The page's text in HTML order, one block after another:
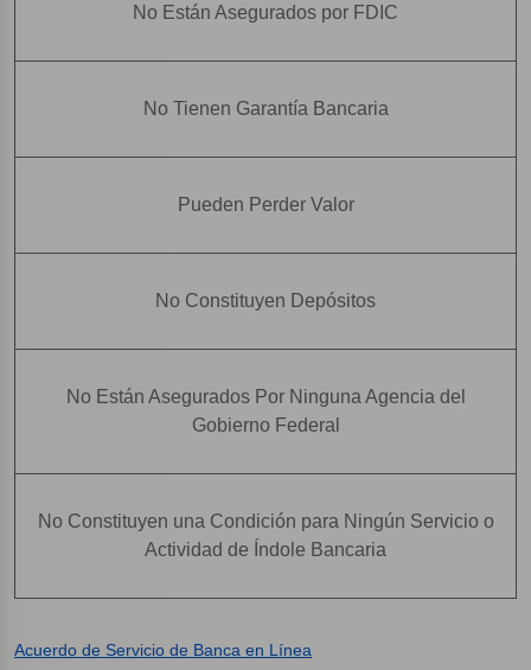
No Están Asegurados por FDIC
No Tienen Garantía Bancaria
Pueden Perder Valor
No Constituyen Depósitos
No Están Asegurados Por Ninguna Agencia del
Gobierno Federal
No Constituyen una Condición para Ningún Servicio o
Actividad de Índole Bancaria
Acuerdo de Servicio de Banca en Línea